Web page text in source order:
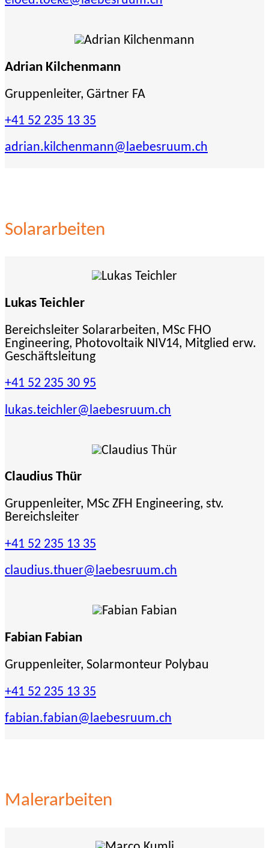
Adrian Kilchenmann
Gruppenleiter, Gärtner FA
+41 52 235 13 35
adrian.kilchenmann@laebesruum.ch
Solararbeiten
Lukas Teichler
Bereichsleiter Solararbeiten, MSc FHO
Engineering, Photovoltaik NIV14, Mitglied erw.
Geschäftsleitung
+41 52 235 30 95
lukas.teichler@laebesruum.ch
Claudius Thür
Gruppenleiter, MSc ZFH Engineering, stv.
Bereichsleiter
+41 52 235 13 35
claudius.thuer@laebesruum.ch
Fabian Fabian
Gruppenleiter, Solarmonteur Polybau
+41 52 235 13 35
fabian.fabian@laebesruum.ch
Malerarbeiten